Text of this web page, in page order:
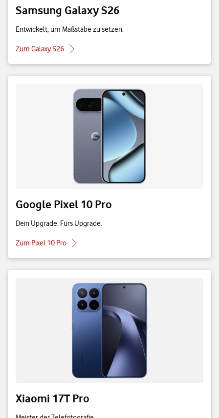
Samsung Galaxy S26
Entwickelt, um Maßstäbe zu setzen.
Zum Galaxy S26
Google Pixel 10 Pro
Dein Upgrade. Fürs Upgrade.
Zum Pixel 10 Pro
Xiaomi 17T Pro